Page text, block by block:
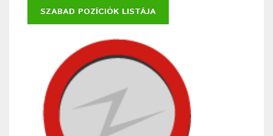
SZABAD POZÍCIÓK LISTÁJA